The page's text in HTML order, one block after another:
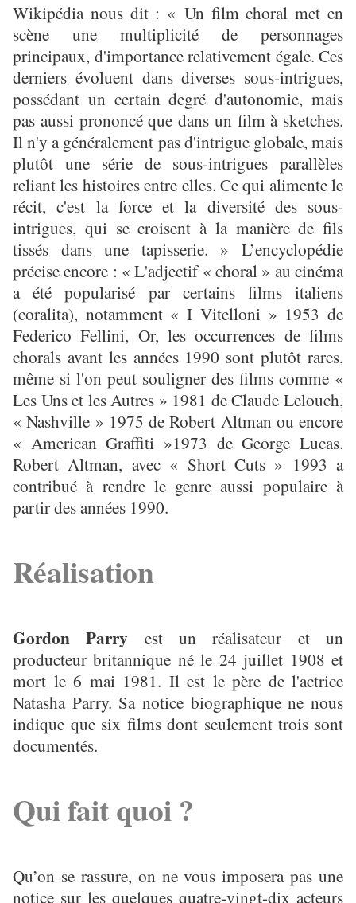
Wikipédia nous dit : « Un film choral met en
scène une multiplicité de personnages
principaux, d'importance relativement égale. Ces
derniers évoluent dans diverses sous-intrigues,
possédant un certain degré d'autonomie, mais
pas aussi prononcé que dans un film à sketches.
Il n'y a généralement pas d'intrigue globale, mais
plutôt une série de sous-intrigues parallèles
reliant les histoires entre elles. Ce qui alimente le
récit, c'est la force et la diversité des sous-
intrigues, qui se croisent à la manière de fils
tissés dans une tapisserie. » L’encyclopédie
précise encore : « L'adjectif « choral » au cinéma
a été popularisé par certains films italiens
(coralita), notamment « I Vitelloni » 1953 de
Federico Fellini, Or, les occurrences de films
chorals avant les années 1990 sont plutôt rares,
même si l'on peut souligner des films comme «
Les Uns et les Autres » 1981 de Claude Lelouch,
« Nashville » 1975 de Robert Altman ou encore
« American Graffiti »1973 de George Lucas.
Robert Altman, avec « Short Cuts » 1993 a
contribué à rendre le genre aussi populaire à
partir des années 1990.
Réalisation
Gordon Parry est un réalisateur et un
producteur britannique né le 24 juillet 1908 et
mort le 6 mai 1981. Il est le père de l'actrice
Natasha Parry. Sa notice biographique ne nous
indique que six films dont seulement trois sont
documentés.
Qui fait quoi ?
Qu’on se rassure, on ne vous imposera pas une
notice sur les quelques quatre-vingt-dix acteurs